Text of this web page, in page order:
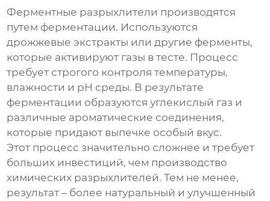
Ферментные разрыхлители производятся
путем ферментации. Используются
дрожжевые экстракты или другие ферменты,
которые активируют газы в тесте. Процесс
требует строгого контроля температуры,
влажности и pH среды. В результате
ферментации образуются углекислый газ и
различные ароматические соединения,
которые придают выпечке особый вкус.
Этот процесс значительно сложнее и требует
больших инвестиций, чем производство
химических разрыхлителей. Тем не менее,
результат – более натуральный и улучшенный